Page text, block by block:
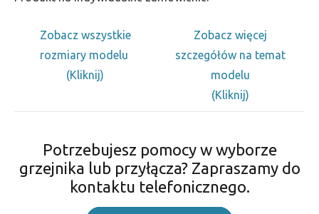
Zobacz wszystkie
rozmiary modelu
(Kliknij)
Zobacz więcej
szczegółów na temat
modelu
(Kliknij)
Potrzebujesz pomocy w wyborze
grzejnika lub przyłącza? Zapraszamy do
kontaktu telefonicznego.